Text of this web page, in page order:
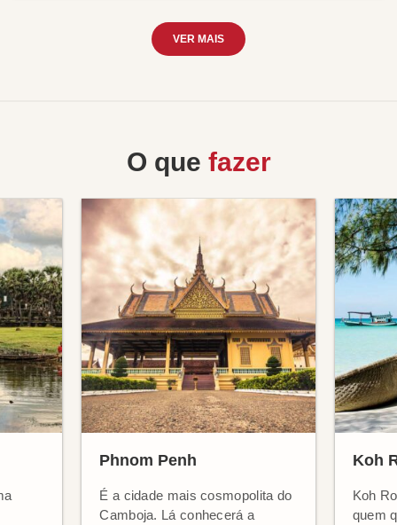
VER MAIS
O que fazer
Phnom Penh
É a cidade mais cosmopolita do
Camboja. Lá conhecerá a
Koh
Koh
quem